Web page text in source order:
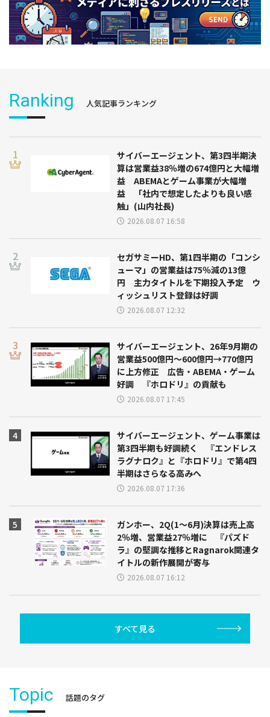
Ranking 人気記事ランキング
サイバーエージェント、第3四半期決
算は営業益38％増の674億円と大幅増
益 ABEMAとゲーム事業が大幅増
益 「社内で想定したよりも良い感
触」(山内社長)
2026.08.07 16:58
セガサミーHD、第1四半期の「コンシ
ューマ」の営業益は75％減の13億
円 主力タイトルを下期投入予定 ウ
ィッシュリスト登録は好調
2026.08.07 12:32
サイバーエージェント、26年9月期の
営業益500億円～600億円→770億円
に上方修正 広告・ABEMA・ゲーム
好調 『ホロドリ』の貢献も
2026.08.07 17:45
サイバーエージェント、ゲーム事業は
第3四半期も好調続く 『エンドレス
ラグナロク』と『ホロドリ』で第4四
半期はさらなる高みへ
2026.08.07 17:36
ガンホー、2Q(1～6月)決算は売上高
2％増、営業益27％増に 『パズド
ラ』の堅調な推移とRagnarok関連タ
イトルの新作展開が寄与
2026.08.07 16:12
すべて見る
Topic 話題のタグ